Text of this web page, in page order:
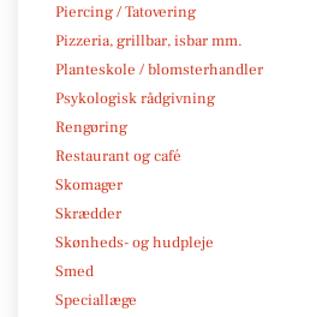
Piercing / Tatovering
Pizzeria, grillbar, isbar mm.
Planteskole / blomsterhandler
Psykologisk rådgivning
Rengøring
Restaurant og café
Skomager
Skrædder
Skønheds- og hudpleje
Smed
Speciallæge